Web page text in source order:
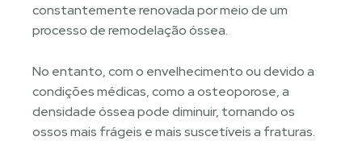
constantemente renovada por meio de um
processo de remodelação óssea.
No entanto, com o envelhecimento ou devido a
condições médicas, como a osteoporose, a
densidade óssea pode diminuir, tornando os
ossos mais frágeis e mais suscetíveis a fraturas.